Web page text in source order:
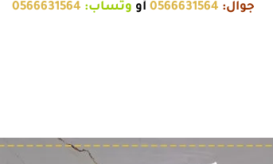
جوال: 0566631564 أو وتساب: 0566631564